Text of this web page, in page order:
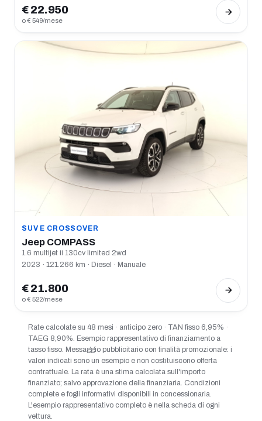
€ 22.950
o € 549/mese
SUV E CROSSOVER
Jeep COMPASS
1.6 multijet ii 130cv limited 2wd
2023 · 121.266 km · Diesel · Manuale
€ 21.800
o € 522/mese
Rate calcolate su 48 mesi · anticipo zero · TAN fisso 6,95% ·
TAEG 8,90%. Esempio rappresentativo di finanziamento a
tasso fisso. Messaggio pubblicitario con finalità promozionale: i
valori indicati sono un esempio e non costituiscono offerta
contrattuale. La rata è una stima calcolata sull'importo
finanziato; salvo approvazione della finanziaria. Condizioni
complete e fogli informativi disponibili in concessionaria.
L'esempio rappresentativo completo è nella scheda di ogni
vettura.